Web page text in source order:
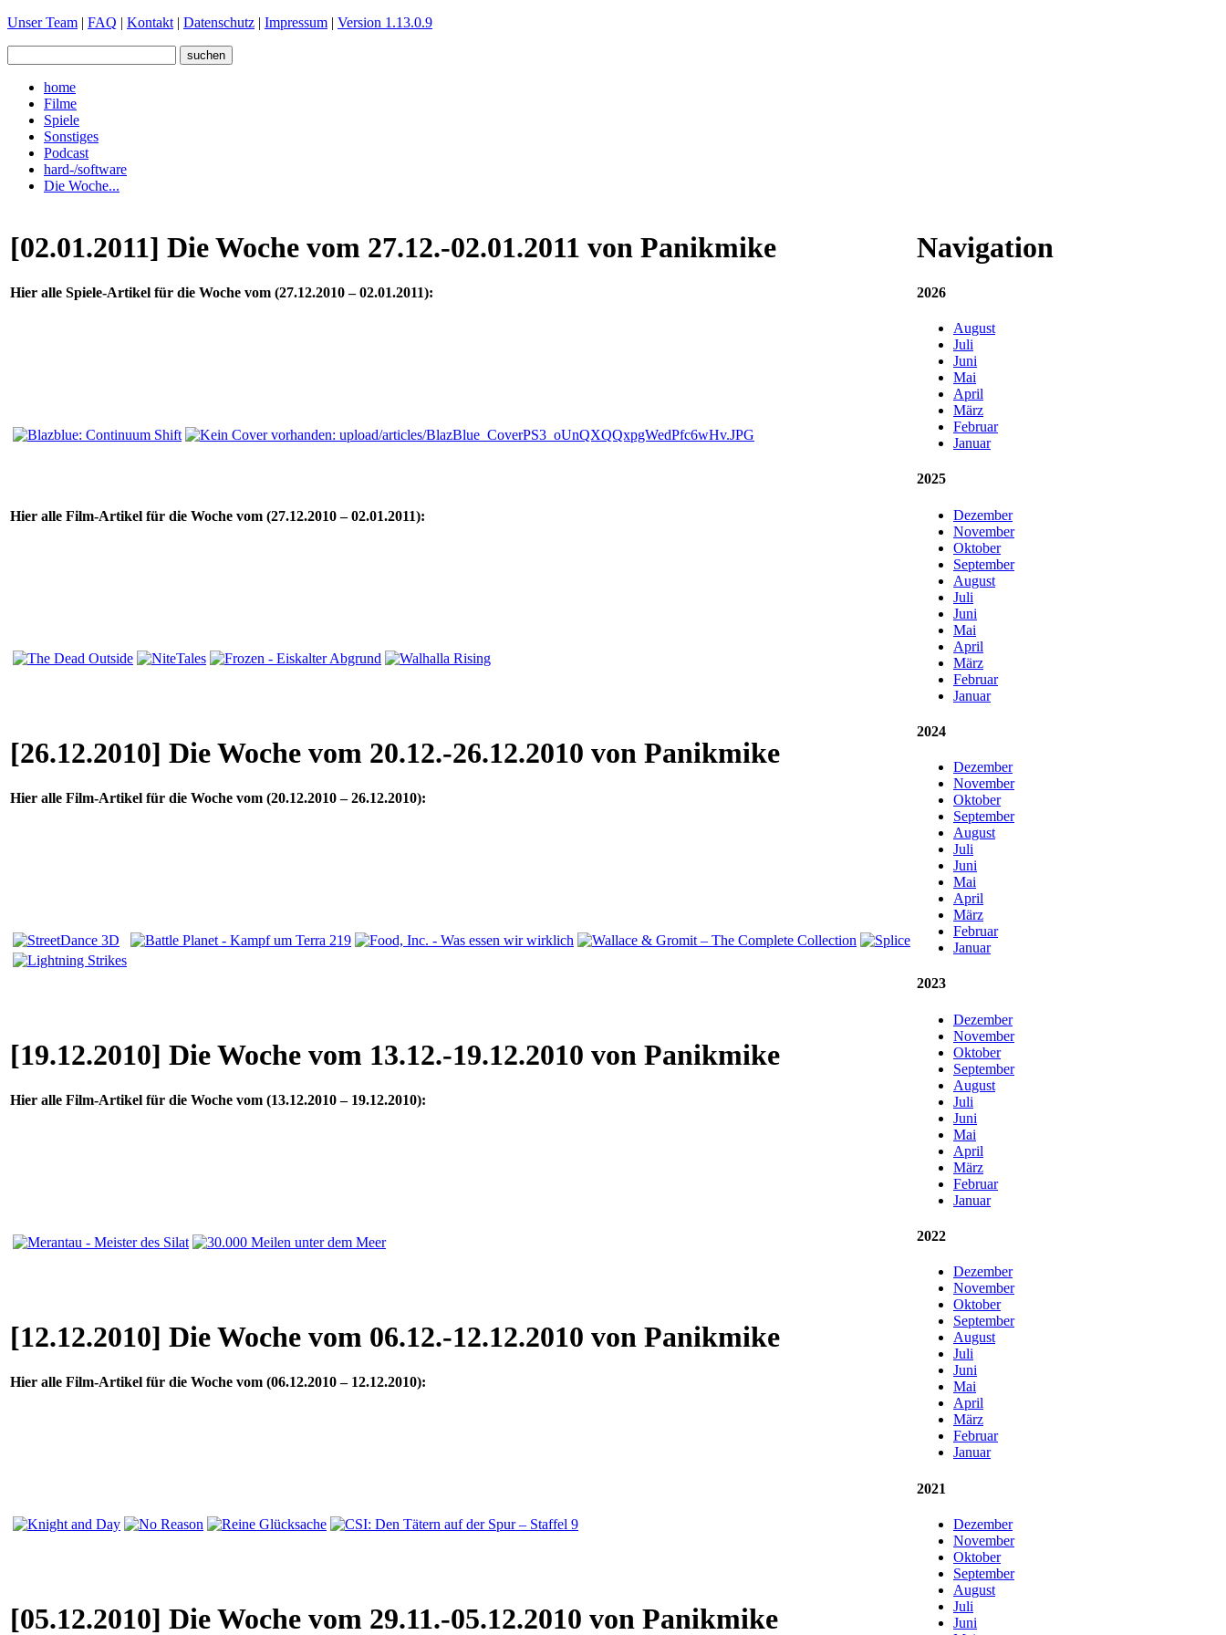
Unser Team | FAQ | Kontakt | Datenschutz | Impressum | Version 1.13.0.9
home
Filme
Spiele
Sonstiges
Podcast
hard-/software
Die Woche...
[02.01.2011] Die Woche vom 27.12.-02.01.2011 von Panikmike
Hier alle Spiele-Artikel für die Woche vom (27.12.2010 – 02.01.2011):
Hier alle Film-Artikel für die Woche vom (27.12.2010 – 02.01.2011):
[26.12.2010] Die Woche vom 20.12.-26.12.2010 von Panikmike
Hier alle Film-Artikel für die Woche vom (20.12.2010 – 26.12.2010):
[19.12.2010] Die Woche vom 13.12.-19.12.2010 von Panikmike
Hier alle Film-Artikel für die Woche vom (13.12.2010 – 19.12.2010):
[12.12.2010] Die Woche vom 06.12.-12.12.2010 von Panikmike
Hier alle Film-Artikel für die Woche vom (06.12.2010 – 12.12.2010):
[05.12.2010] Die Woche vom 29.11.-05.12.2010 von Panikmike
Navigation
2026
August
Juli
Juni
Mai
April
März
Februar
Januar
2025
Dezember
November
Oktober
September
August
Juli
Juni
Mai
April
März
Februar
Januar
2024
Dezember
November
Oktober
September
August
Juli
Juni
Mai
April
März
Februar
Januar
2023
Dezember
November
Oktober
September
August
Juli
Juni
Mai
April
März
Februar
Januar
2022
Dezember
November
Oktober
September
August
Juli
Juni
Mai
April
März
Februar
Januar
2021
Dezember
November
Oktober
September
August
Juli
Juni